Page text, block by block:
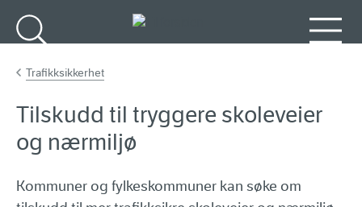
Trafikksikkerhet
Tilskudd til tryggere skoleveier
og nærmiljø
Kommuner og fylkeskommuner kan søke om